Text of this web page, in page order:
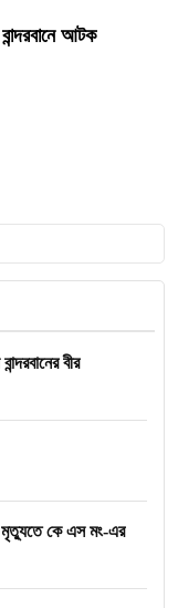
আটক
বীর
মৃত্যুতে কে এস মং-এর